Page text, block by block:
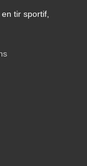
tir sportif,